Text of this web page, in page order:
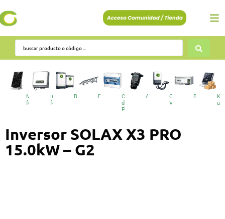
Módulos
fotovoltaicos
Inversores
fotovoltaicos
Baterías EstructurasCuadros
de
Protecciones
AccesoriosCargadores
VE
BESS
Inversor SOLAX X3 PRO
15.0kW – G2